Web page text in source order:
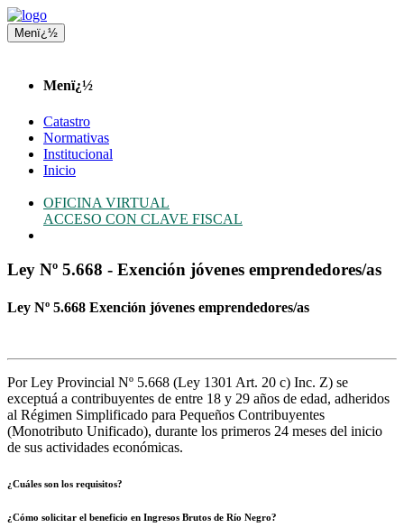
Menï¿½
Menï¿½
Catastro
Normativas
Institucional
Inicio
OFICINA VIRTUAL
ACCESO CON CLAVE FISCAL
Ley Nº 5.668 - Exención jóvenes emprendedores/as
Ley Nº 5.668 Exención jóvenes emprendedores/as
Por Ley Provincial Nº 5.668 (Ley 1301 Art. 20 c) Inc. Z) se
exceptuá a contribuyentes de entre 18 y 29 años de edad, adheridos
al Régimen Simplificado para Pequeños Contribuyentes
(Monotributo Unificado), durante los primeros 24 meses del inicio
de sus actividades económicas.
¿Cuáles son los requisitos?
¿Cómo solicitar el beneficio en Ingresos Brutos de Río Negro?